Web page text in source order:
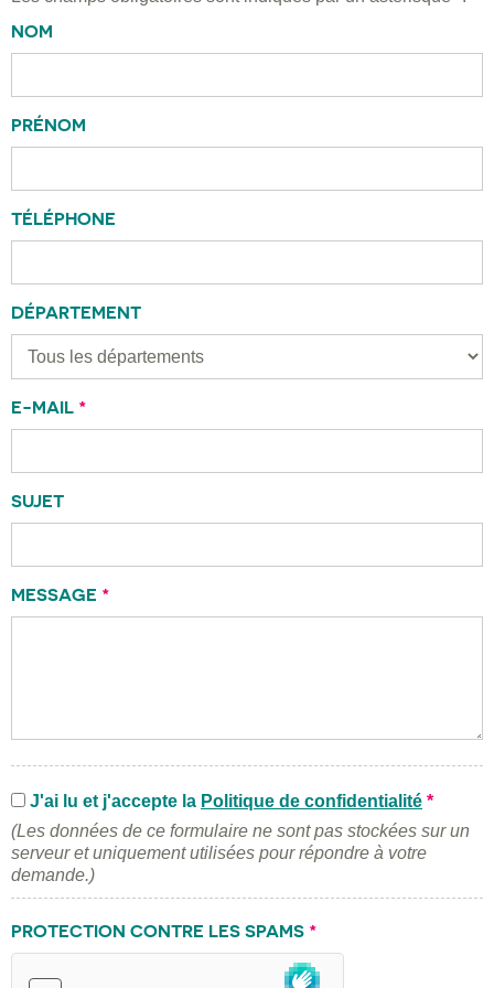
NOM
PRÉNOM
TÉLÉPHONE
DÉPARTEMENT
E-MAIL *
SUJET
MESSAGE *
J'ai lu et j'accepte la Politique de confidentialité *
(Les données de ce formulaire ne sont pas stockées sur un
serveur et uniquement utilisées pour répondre à votre
demande.)
PROTECTION CONTRE LES SPAMS *